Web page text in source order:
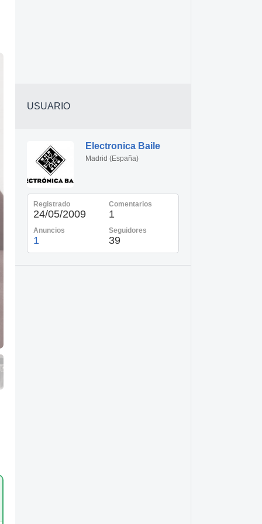
USUARIO
Electronica Baile
Madrid (España)
Registrado
24/05/2009
Comentarios
1
Anuncios
1
Seguidores
39